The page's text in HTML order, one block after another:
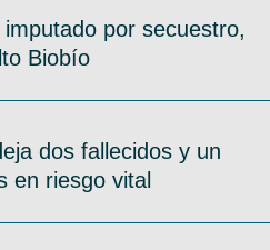
por secuestro,
Biobío
dos fallecidos y un
en riesgo vital